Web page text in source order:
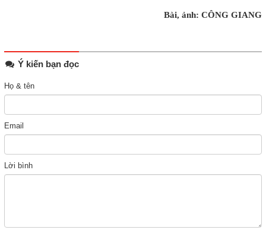
Bài, ảnh: CÔNG GIANG
Ý kiến bạn đọc
Họ & tên
Email
Lời bình